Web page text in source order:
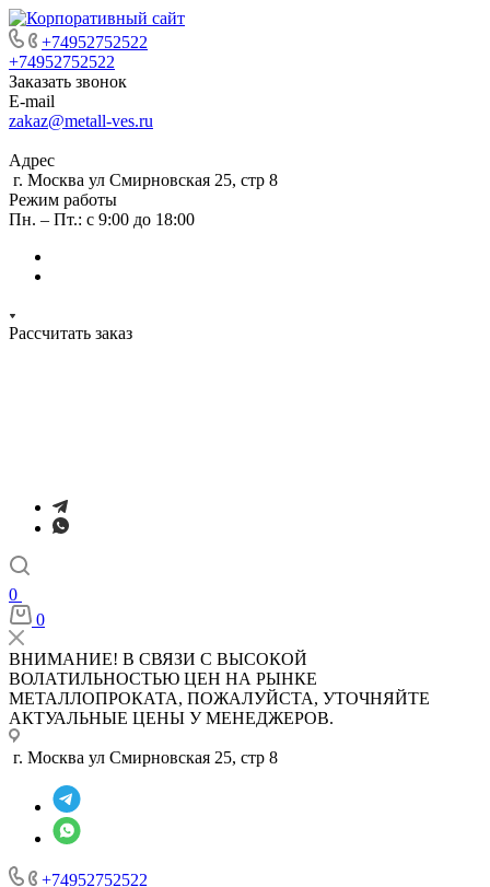
+74952752522
+74952752522
Заказать звонок
E-mail
zakaz@metall-ves.ru
Адрес
г. Москва ул Смирновская 25, стр 8
Режим работы
Пн. – Пт.: с 9:00 до 18:00
Рассчитать заказ
0
0
ВНИМАНИЕ! В СВЯЗИ С ВЫСОКОЙ
ВОЛАТИЛЬНОСТЬЮ ЦЕН НА РЫНКЕ
МЕТАЛЛОПРОКАТА, ПОЖАЛУЙСТА, УТОЧНЯЙТЕ
АКТУАЛЬНЫЕ ЦЕНЫ У МЕНЕДЖЕРОВ.
г. Москва ул Смирновская 25, стр 8
+74952752522